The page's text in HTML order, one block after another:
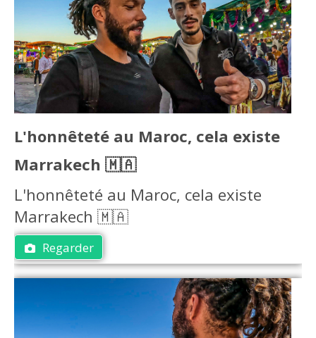
L'honnêteté au Maroc, cela existe
Marrakech 🇲🇦
L'honnêteté au Maroc, cela existe
Marrakech 🇲🇦
Regarder